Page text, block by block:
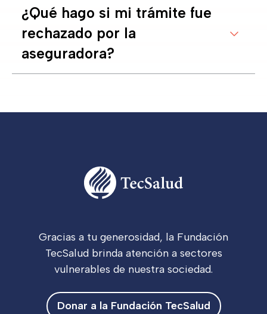
¿Qué hago si mi trámite fue
rechazado por la
aseguradora?
Gracias a tu generosidad, la Fundación
TecSalud brinda atención a sectores
vulnerables de nuestra sociedad.
Donar a la Fundación TecSalud